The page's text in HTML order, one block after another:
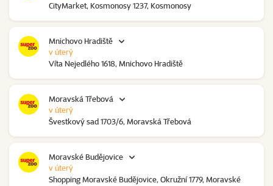
CityMarket, Kosmonosy 1237, Kosmonosy
Mnichovo Hradiště
Víta Nejedlého 1618, Mnichovo Hradiště
v úterý
Moravská Třebová
Švestkový sad 1703/6, Moravská Třebová
v úterý
Moravské Budějovice
Shopping Moravské Budějovice, Okružní 1779, Moravské
v úterý